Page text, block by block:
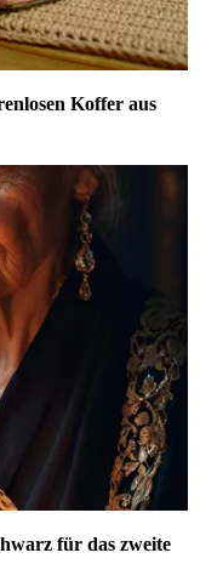
Koffer aus
für das zweite